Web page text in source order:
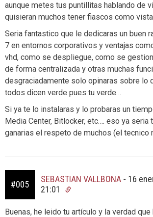
aunque metes tus puntillitas hablando de
quisieran muchos tener fiascos como
Seria fantastico que le dedicaras un buen
7 en entornos corporativos y ventajas
vhd, como se despliegue, como se
de forma centralizada y otras muchas
desgraciadamente solo opinaras sobre lo
todos dicen verde pues tu verde…
Si ya te lo instalaras y lo probaras un
Media Center, Bitlocker, etc…. eso ya seria
ganarias el respeto de muchos (el tecnico
#005
SEBASTIAN VALLBONA - 16
21:01
Buenas, he leido tu artículo y la verdad que